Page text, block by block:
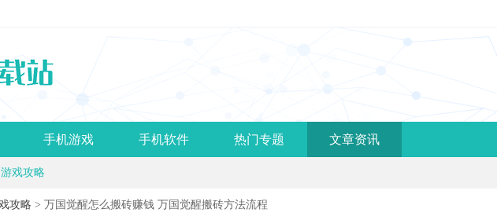
手机游戏 手机软件 热门专题 文章资讯
游戏攻略
攻略 > 万国觉醒怎么搬砖赚钱 万国觉醒搬砖方法流程